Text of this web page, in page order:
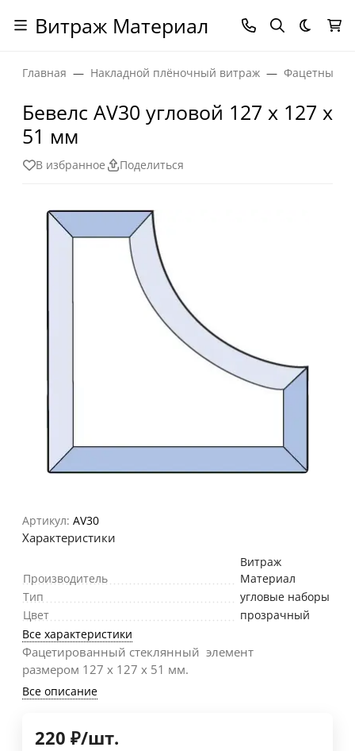
Витраж Материал Темная
Главная Накладной плёночный витраж Фацетные
Бевелс AV30 угловой 127 х 127 х
51 мм
В избранное Поделиться
Артикул: AV30
Характеристики
Производитель
Витраж
Материал
Тип
угловые наборы
Цвет
прозрачный
Все характеристики
Фацетированный стеклянный элемент
размером 127 х 127 х 51 мм.
Все описание
220 ₽/шт.